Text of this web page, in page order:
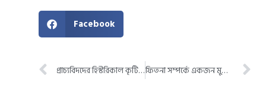
Facebook
প্রাচ্যবিদদের হিস্টরিকাল কৃটিসিজাম ও মুসলিমদের নাকদুল হাদীস ফিতনা সম্পর্কে একজন মুমিনের করণীয়